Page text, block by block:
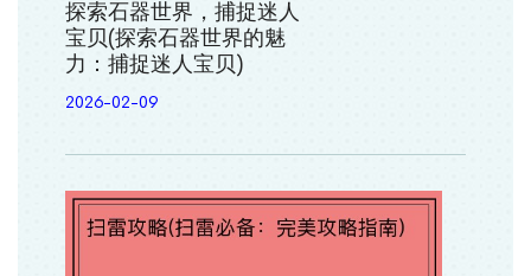
探索石器世界，捕捉迷人
宝贝(探索石器世界的魅
力：捕捉迷人宝贝)
2026-02-09